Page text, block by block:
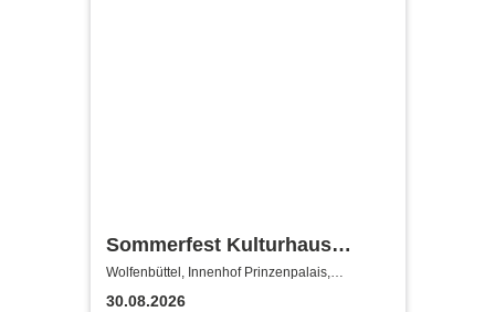
Sommerfest Kulturhaus
Prinzenpalais
Wolfenbüttel, Innenhof Prinzenpalais,
Wolfenbüttel
30.08.2026